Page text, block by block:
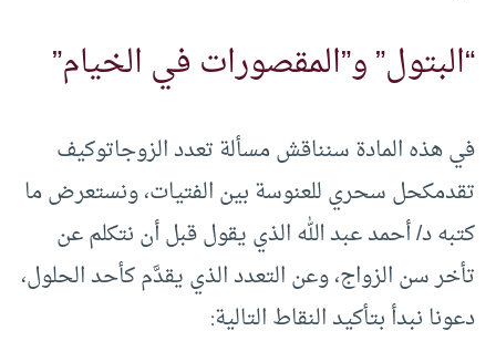
“البتول” و”المقصورات في الخيام”
في هذه المادة سنناقش مسألة تعدد الزوجاتوكيف
تقدمكحل سحري للعنوسة بين الفتيات، ونستعرض ما
كتبه د/ أحمد عبد الله الذي يقول قبل أن نتكلم عن
تأخر سن الزواج، وعن التعدد الذي يقدَّم كأحد الحلول،
دعونا نبدأ بتأكيد النقاط التالية: